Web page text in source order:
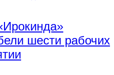
шести рабочих